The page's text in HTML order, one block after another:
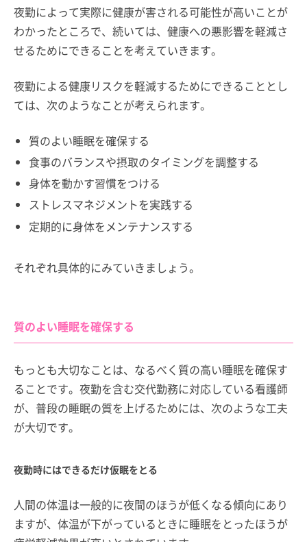
夜勤によって実際に健康が害される可能性が高いことが
わかったところで、続いては、健康への悪影響を軽減さ
せるためにできることを考えていきます。
夜勤による健康リスクを軽減するためにできることとし
ては、次のようなことが考えられます。
質のよい睡眠を確保する
食事のバランスや摂取のタイミングを調整する
身体を動かす習慣をつける
ストレスマネジメントを実践する
定期的に身体をメンテナンスする
それぞれ具体的にみていきましょう。
質のよい睡眠を確保する
もっとも大切なことは、なるべく質の高い睡眠を確保す
ることです。夜勤を含む交代勤務に対応している看護師
が、普段の睡眠の質を上げるためには、次のような工夫
が大切です。
夜勤時にはできるだけ仮眠をとる
人間の体温は一般的に夜間のほうが低くなる傾向にあり
ますが、体温が下がっているときに睡眠をとったほうが